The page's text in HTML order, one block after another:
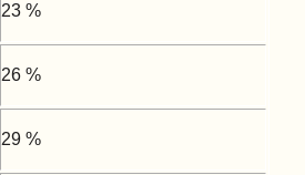
23 %
26 %
29 %